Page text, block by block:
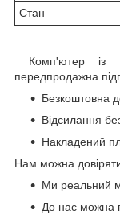
Стан
Комп'ютер із
передпродажна
Безкоштовна
Відсилання
Накладений
Нам можна
Ми реальний
До нас можна